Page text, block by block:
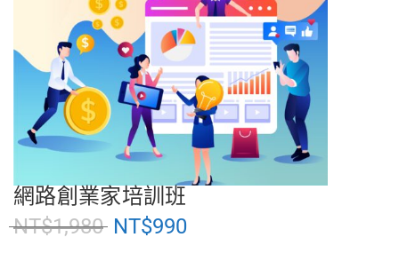
網路創業家培訓班
NT$1,980 NT$990